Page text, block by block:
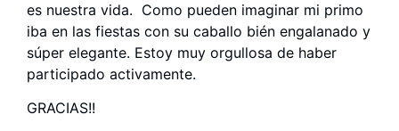
es nuestra vida. Como pueden imaginar mi primo
iba en las fiestas con su caballo bién engalanado y
súper elegante. Estoy muy orgullosa de haber
participado activamente.
GRACIAS!!